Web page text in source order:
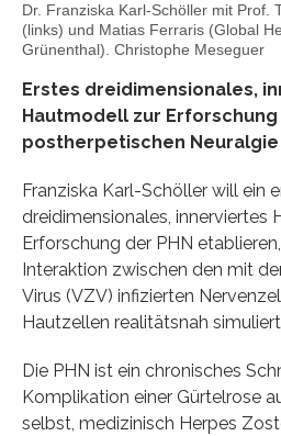
Dr. Franziska Karl-Schöller mit Prof.
(links) und Matias Ferraris (Global
Grünenthal). Christophe Meseguer
Erstes dreidimensionales,
Hautmodell zur
postherpetischen Neuralgie
Franziska Karl-Schöller will ein
dreidimensionales, innerviertes
Erforschung der PHN
Interaktion zwischen den mit
Virus (VZV) infizierten
Hautzellen realitätsnah
Die PHN ist ein chronisches
Komplikation einer Gürtelrose
selbst, medizinisch Herpes